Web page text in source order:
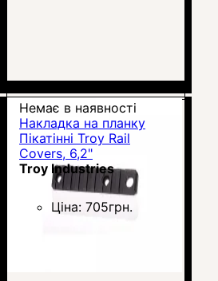
Немає в наявності
Накладка на планку
Пікатінні Troy Rail
Covers, 6,2"
Troy Industries
Ціна: 705грн.